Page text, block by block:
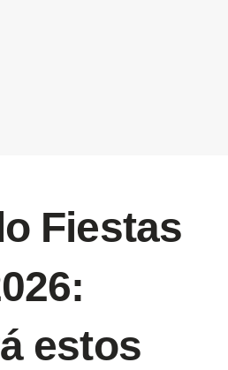
Fiestas
estos